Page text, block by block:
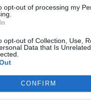
opt-out of processing my
opt-out of Collection, Use,
Data that Is
CONFIRM
lotes em Alter
de iniciativa
de euros, está
Alter do Chão, onde